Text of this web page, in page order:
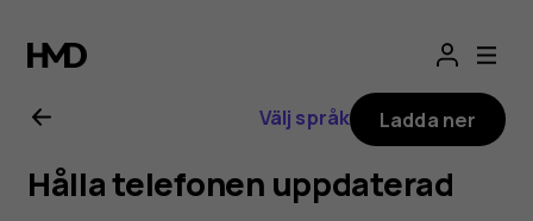
för
Nokia
Välj språk Ladda ner
Hålla telefonen uppdaterad